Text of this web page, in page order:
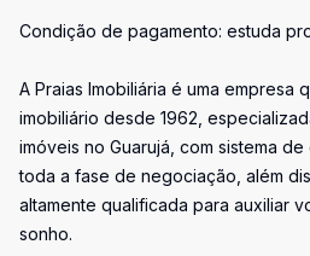
Condição de pagamento: estuda
A Praias Imobiliária é uma empresa
imobiliário desde 1962,
imóveis no Guarujá, com sistema
toda a fase de negociação, além
altamente qualificada para auxiliar
sonho.